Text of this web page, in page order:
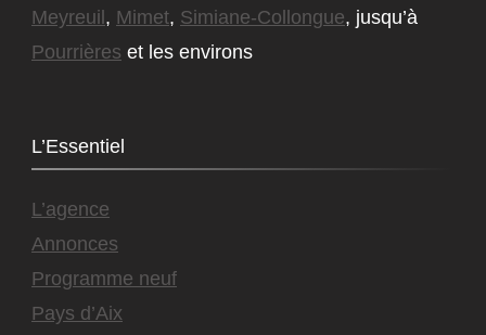
Meyreuil, Mimet, Simiane-Collongue, jusqu’à
Pourrières et les environs
L’Essentiel
L’agence
Annonces
Programme neuf
Pays d’Aix